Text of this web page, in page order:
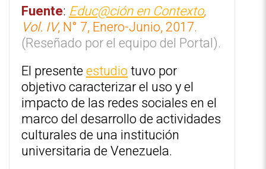
Fuente: Educ@ción en Contexto,
Vol. IV, N° 7, Enero-Junio, 2017.
(Reseñado ‎por el equipo del ‎Portal).‎
El presenteestudiotuvo por
objetivo caracterizar el uso y el
impacto de las ‎redes sociales en el
‎marco del desarrollo de actividades
culturales de una ‎institución
universitaria de Venezuela.‎